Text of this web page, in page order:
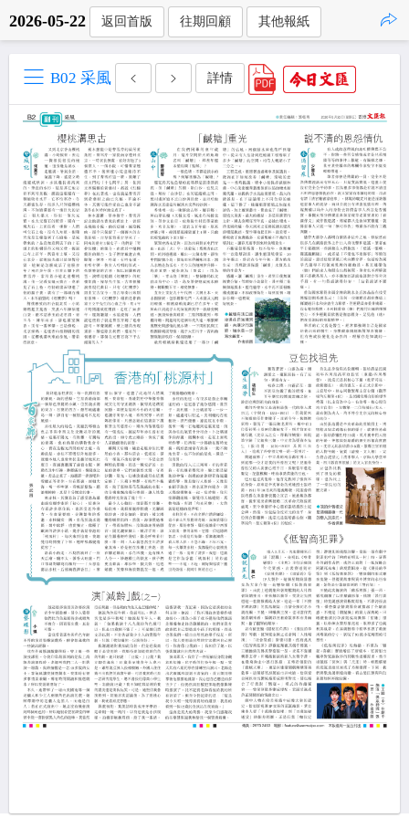
2026-05-22 返回首版 往期回顧 其他報紙
B02 采風 詳情